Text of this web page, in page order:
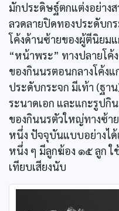
มักประดิษฐ์ตกแต่งอย่าง
ลวดลายปิดทองประดับก
โค้งด้านซ้ายของผู้ตีนิยม
“หน้าพระ” ทางปลายโค้
ของกินนรตอนกลางโค้ง
ประดับกระจก มีเท้า (ฐาน
ระนาดเอก และแกะรูปกิ
ของกินนรตัวใหญ่ทางซ้า
หนึ่ง ปัจจุบันแบบอย่างไ
หนึ่ง ๆ มีลูกฆ้อง ๑๕ ลูก ใ
เทียบเสียงนับ